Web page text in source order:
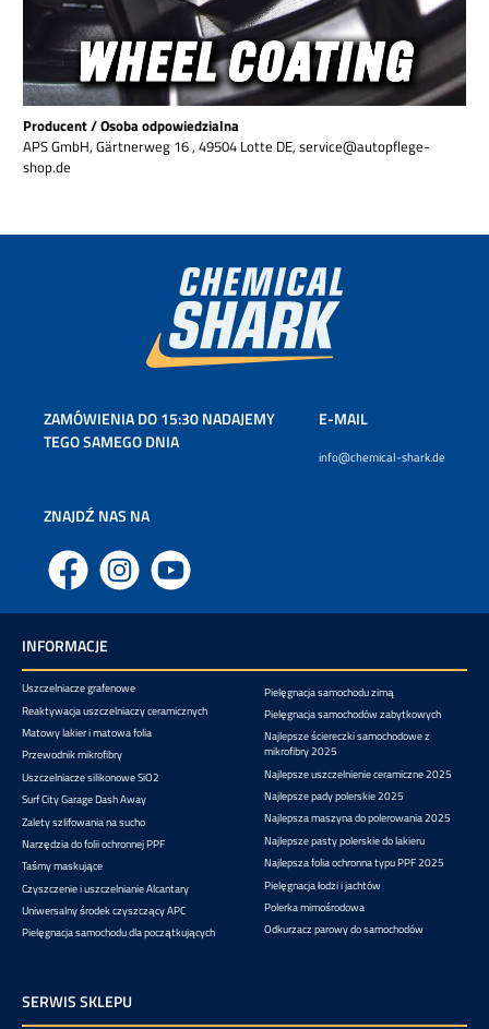
Producent / Osoba odpowiedzialna
APS GmbH, Gärtnerweg 16 , 49504 Lotte DE, service@autopflege-
shop.de
ZAMÓWIENIA DO 15:30 NADAJEMY
TEGO SAMEGO DNIA
E-MAIL
info@chemical-shark.de
ZNAJDŹ NAS NA
Facebook Instagram YouTube
INFORMACJE
Uszczelniacze grafenowe
Reaktywacja uszczelniaczy ceramicznych
Matowy lakier i matowa folia
Przewodnik mikrofibry
Uszczelniacze silikonowe SiO2
Surf City Garage Dash Away
Zalety szlifowania na sucho
Narzędzia do folii ochronnej PPF
Taśmy maskujące
Czyszczenie i uszczelnianie Alcantary
Uniwersalny środek czyszczący APC
Pielęgnacja samochodu dla początkujących
Pielęgnacja samochodu zimą
Pielęgnacja samochodów zabytkowych
Najlepsze ściereczki samochodowe z
mikrofibry 2025
Najlepsze uszczelnienie ceramiczne 2025
Najlepsze pady polerskie 2025
Najlepsza maszyna do polerowania 2025
Najlepsze pasty polerskie do lakieru
Najlepsza folia ochronna typu PPF 2025
Pielęgnacja łodzi i jachtów
Polerka mimośrodowa
Odkurzacz parowy do samochodów
SERWIS SKLEPU